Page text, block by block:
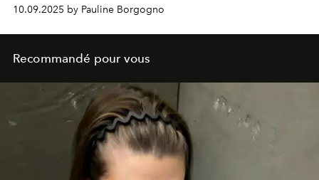
10.09.2025 by Pauline Borgogno
Recommandé pour vous